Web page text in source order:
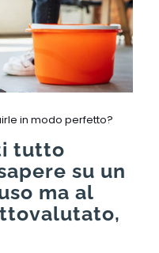
in modo perfetto?
tutto
su un
ma al